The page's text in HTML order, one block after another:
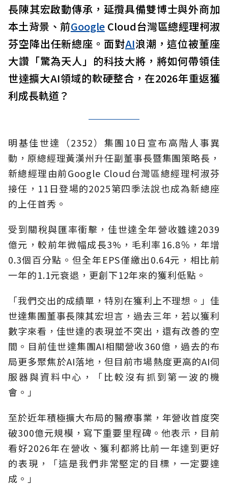
長陳其宏啟動傳承，延攬具備雙博士與外商加
本土背景、前GoogleCloud台灣區總經理柯淑
芬空降出任新總座。面對AI浪潮，這位被董座
大讚「驚為天人」的科技大將，將如何帶領佳
世達擴大AI領域的軟硬整合，在2026年重返獲
利成長軌道？
明基佳世達（2352）集團10日宣布高階人事異
動，原總經理黃漢州升任副董事長暨集團策略長，
新總經理由前Google Cloud台灣區總經理柯淑芬
接任，11日登場的2025第四季法說也成為新總座
的上任首秀。
受到關稅與匯率衝擊，佳世達全年營收雖達2039
億元，較前年微幅成長3%，毛利率16.8％，年增
0.3個百分點。但全年EPS僅繳出0.64元，相比前
一年的1.1元衰退，更創下12年來的獲利低點。
「我們交出的成績單，特別在獲利上不理想。」佳
世達集團董事長陳其宏坦言，過去三年，若以獲利
數字來看，佳世達的表現並不突出，還有改善的空
間。目前佳世達集團AI相關營收360億，過去的布
局更多聚焦於AI落地，但目前市場熱度更高的AI伺
服器與資料中心，「比較沒有抓到第一波的機
會。」
至於近年積極擴大布局的醫療事業，年營收首度突
破300億元規模，寫下重要里程碑。他表示，目前
看好2026年在營收、獲利都將比前一年達到更好
的表現，「這是我們非常堅定的目標，一定要達
成。」